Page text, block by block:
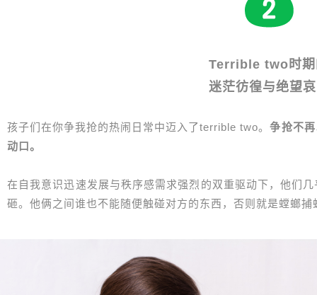
Terrible two时期
迷茫彷徨与绝望
孩子们在你争我抢的热闹日常中迈入了terrible two。争抢不
动口。
在自我意识迅速发展与秩序感需求强烈的双重驱动下，他们
砸。他俩之间谁也不能随便触碰对方的东西，否则就是螳螂